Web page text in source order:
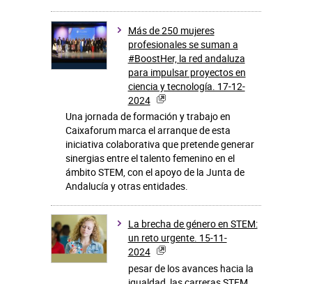
Más de 250 mujeres
profesionales se suman a
#BoostHer, la red andaluza
para impulsar proyectos en
ciencia y tecnología. 17-12-
2024
Una jornada de formación y trabajo en
Caixaforum marca el arranque de esta
iniciativa colaborativa que pretende generar
sinergias entre el talento femenino en el
ámbito STEM, con el apoyo de la Junta de
Andalucía y otras entidades.
La brecha de género en STEM:
un reto urgente. 15-11-
2024
pesar de los avances hacia la